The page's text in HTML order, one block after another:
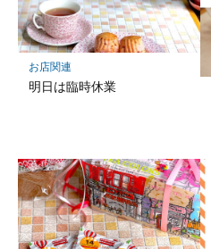
お店関連
明日は臨時休業